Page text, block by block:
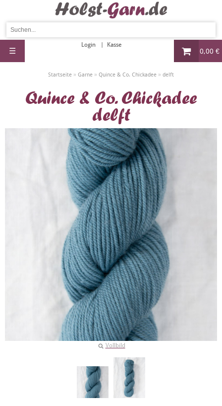
0,00 €
Login Kasse
☰
Startseite » Garne » Quince & Co. Chickadee » delft
Quince & Co. Chickadee
delft
Vollbild